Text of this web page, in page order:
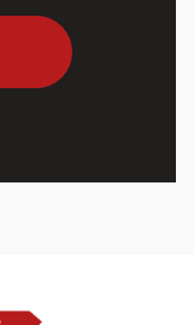
сообщил,
удары по
аккаунтами на